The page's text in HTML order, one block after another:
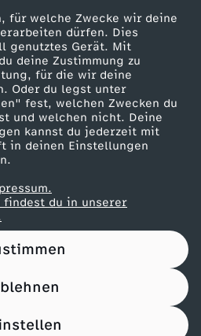
für welche Zwecke wir deine
dürfen. Dies
genutztes Gerät. Mit
deine Zustimmung zu
für die wir deine
Oder du legst unter
fest, welchen Zwecken du
und welchen nicht. Deine
kannst du jederzeit mit
in deinen Einstellungen
du in unserer
Filtern
e
r
s
a
t
d
i
e